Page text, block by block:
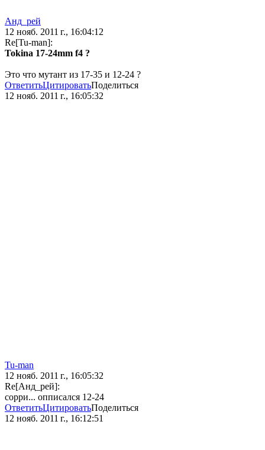
Анд_рей
12 нояб. 2011 г., 16:04:12
Re[Tu-man]:
Tokina 17-24mm f4 ?
Это что мутант из 17-35 и 12-24 ?
ОтветитьЦитироватьПоделиться
12 нояб. 2011 г., 16:05:32
Tu-man
12 нояб. 2011 г., 16:05:32
Re[Анд_рей]:
сорри... опписался 12-24
ОтветитьЦитироватьПоделиться
12 нояб. 2011 г., 16:12:51